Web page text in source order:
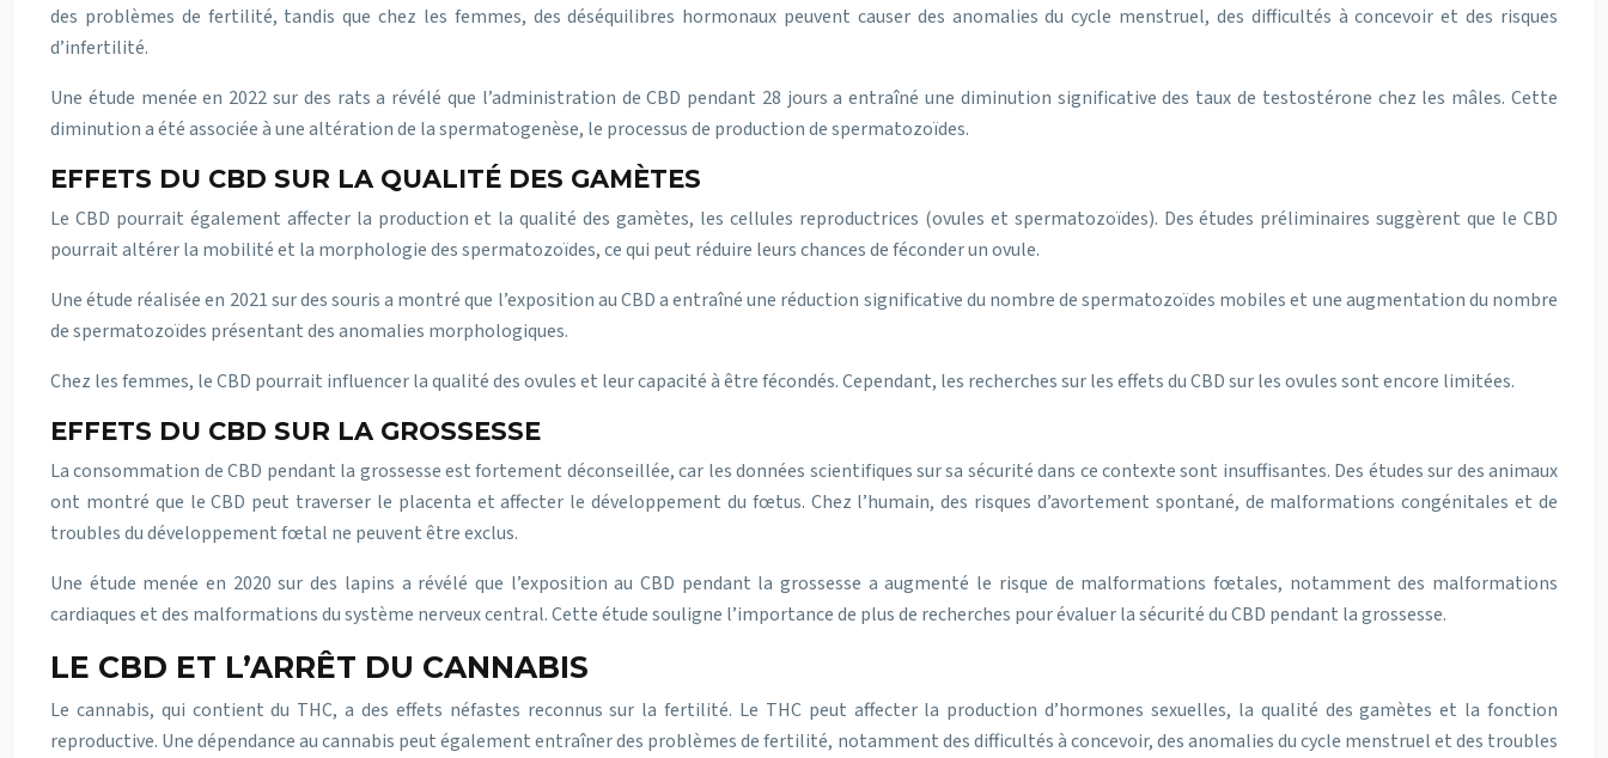
des problèmes de fertilité, tandis que chez les femmes, des déséquilibres hormonaux peuvent causer des anomalies du cycle menstruel, des difficultés à concevoir et des risques
d’infertilité.
Une étude menée en 2022 sur des rats a révélé que l’administration de CBD pendant 28 jours a entraîné une diminution significative des taux de testostérone chez les mâles. Cette
diminution a été associée à une altération de la spermatogenèse, le processus de production de spermatozoïdes.
EFFETS DU CBD SUR LA QUALITÉ DES GAMÈTES
Le CBD pourrait également affecter la production et la qualité des gamètes, les cellules reproductrices (ovules et spermatozoïdes). Des études préliminaires suggèrent que le CBD
pourrait altérer la mobilité et la morphologie des spermatozoïdes, ce qui peut réduire leurs chances de féconder un ovule.
Une étude réalisée en 2021 sur des souris a montré que l’exposition au CBD a entraîné une réduction significative du nombre de spermatozoïdes mobiles et une augmentation du nombre
de spermatozoïdes présentant des anomalies morphologiques.
Chez les femmes, le CBD pourrait influencer la qualité des ovules et leur capacité à être fécondés. Cependant, les recherches sur les effets du CBD sur les ovules sont encore limitées.
EFFETS DU CBD SUR LA GROSSESSE
La consommation de CBD pendant la grossesse est fortement déconseillée, car les données scientifiques sur sa sécurité dans ce contexte sont insuffisantes. Des études sur des animaux
ont montré que le CBD peut traverser le placenta et affecter le développement du fœtus. Chez l’humain, des risques d’avortement spontané, de malformations congénitales et de
troubles du développement fœtal ne peuvent être exclus.
Une étude menée en 2020 sur des lapins a révélé que l’exposition au CBD pendant la grossesse a augmenté le risque de malformations fœtales, notamment des malformations
cardiaques et des malformations du système nerveux central. Cette étude souligne l’importance de plus de recherches pour évaluer la sécurité du CBD pendant la grossesse.
LE CBD ET L’ARRÊT DU CANNABIS
Le cannabis, qui contient du THC, a des effets néfastes reconnus sur la fertilité. Le THC peut affecter la production d’hormones sexuelles, la qualité des gamètes et la fonction
reproductive. Une dépendance au cannabis peut également entraîner des problèmes de fertilité, notamment des difficultés à concevoir, des anomalies du cycle menstruel et des troubles